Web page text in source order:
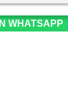
WHATSAPP